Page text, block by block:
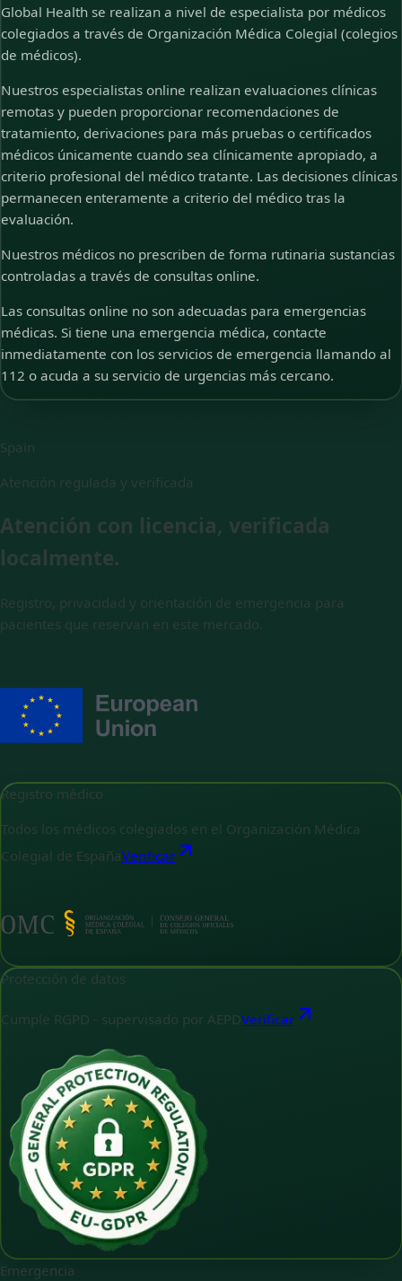
Global Health se realizan a nivel de especialista por médicos
colegiados a través de Organización Médica Colegial (colegios
de médicos).
Nuestros especialistas online realizan evaluaciones clínicas
remotas y pueden proporcionar recomendaciones de
tratamiento, derivaciones para más pruebas o certificados
médicos únicamente cuando sea clínicamente apropiado, a
criterio profesional del médico tratante. Las decisiones clínicas
permanecen enteramente a criterio del médico tras la
evaluación.
Nuestros médicos no prescriben de forma rutinaria sustancias
controladas a través de consultas online.
Las consultas online no son adecuadas para emergencias
médicas. Si tiene una emergencia médica, contacte
inmediatamente con los servicios de emergencia llamando al
112 o acuda a su servicio de urgencias más cercano.
Spain
Atención regulada y verificada
Atención con licencia, verificada
localmente.
Registro, privacidad y orientación de emergencia para
pacientes que reservan en este mercado.
Registro médico
Todos los médicos colegiados en el Organización Médica
Colegial de EspañaVerificar
Protección de datos
Cumple RGPD - supervisado por AEPDVerificar
Emergencia